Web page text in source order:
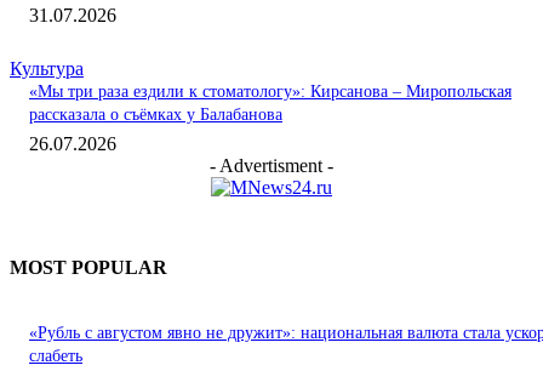
31.07.2026
Культура
«Мы три раза ездили к стоматологу»: Кирсанова – Миропольская
рассказала о съёмках у Балабанова
26.07.2026
- Advertisment -
MOST POPULAR
«Рубль с августом явно не дружит»: национальная валюта стала
слабеть